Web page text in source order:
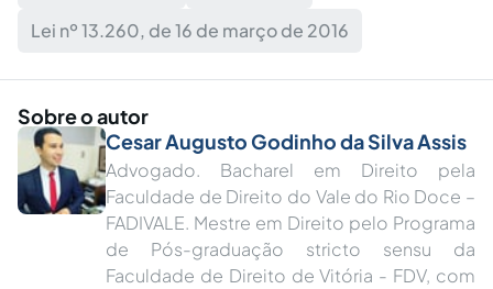
Lei nº 13.260, de 16 de março de 2016
Sobre o autor
Cesar Augusto Godinho da Silva Assis
Advogado. Bacharel em Direito pela
Faculdade de Direito do Vale do Rio Doce –
FADIVALE. Mestre em Direito pelo Programa
de Pós-graduação stricto sensu da
Faculdade de Direito de Vitória - FDV, com